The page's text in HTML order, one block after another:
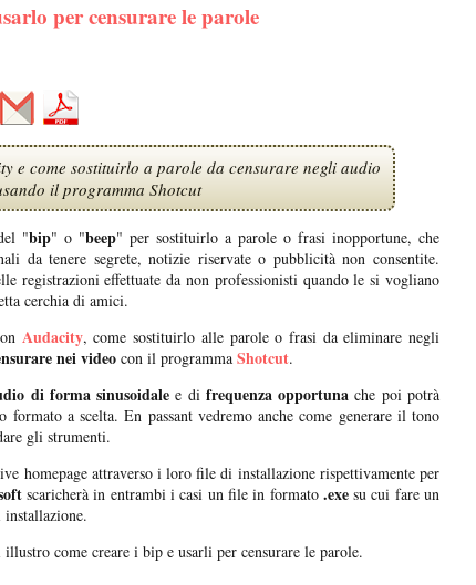
per censurare le parole
e come sostituirlo a parole da censurare negli audio
il programma Shotcut
"bip" o "beep" per sostituirlo a parole o frasi inopportune, che
da tenere segrete, notizie riservate o pubblicità non consentite.
registrazioni effettuate da non professionisti quando le si vogliano
cerchia di amici.
Audacity, come sostituirlo alle parole o frasi da eliminare negli
nei video con il programma Shotcut.
di forma sinusoidale e di frequenza opportuna che poi potrà
formato a scelta. En passant vedremo anche come generare il tono
gli strumenti.
homepage attraverso i loro file di installazione rispettivamente per
scaricherà in entrambi i casi un file in formato .exesu cui fare un
come creare i bip e usarli per censurare le parole.